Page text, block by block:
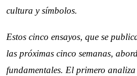
cultura y símbolos.
Estos cinco ensayos, que se
las próximas cinco semanas,
fundamentales. El primero